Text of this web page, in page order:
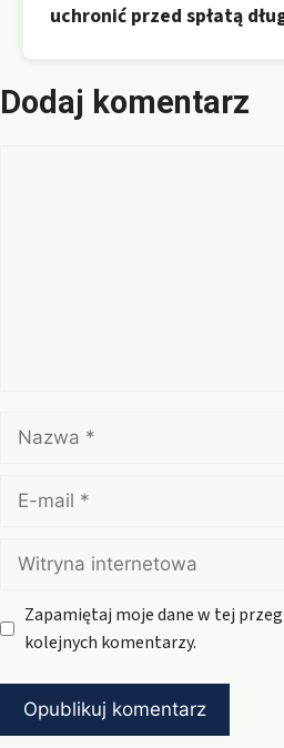
uchronić przed spłatą
Dodaj komentarz
Nazwa
mail
Witryna
internetowa
Zapamiętaj moje dane w tej
kolejnych komentarzy.